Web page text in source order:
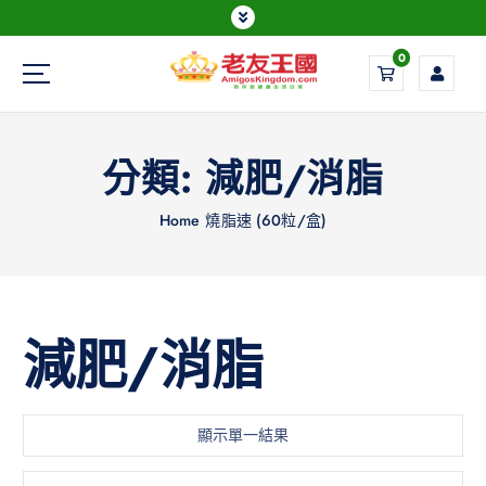
Everything is possible
0
分類: 減肥/消脂
Home 燒脂速 (60粒/盒)
減肥/消脂
顯示單一結果